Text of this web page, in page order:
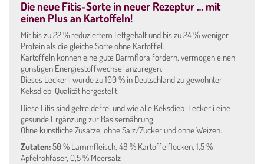
Die neue Fitis-Sorte in neuer Rezeptur … mit
einen Plus an Kartoffeln!
Mit bis zu 22 % reduziertem Fettgehalt und bis zu 24 % weniger
Protein als die gleiche Sorte ohne Kartoffel.
Kartoffeln können eine gute Darmflora fördern, vermögen einen
günstigen Energiestoffwechsel anzuregen.
Dieses Leckerli wurde zu 100 % in Deutschland zu gewohnter
Keksdieb-Qualität hergestellt.
Diese Fitis sind getreidefrei und wie alle Keksdieb-Leckerli eine
gesunde Ergänzung zur Basisernährung.
Ohne künstliche Zusätze, ohne Salz/Zucker und ohne Weizen.
Zutaten:50 % Lammfleisch, 48 % Kartoffelflocken, 1,5 %
Apfelrohfaser, 0,5 % Meersalz
WIDERRUF
Vertrag widerrufen
NEWSLETTER-ANMELDUNG